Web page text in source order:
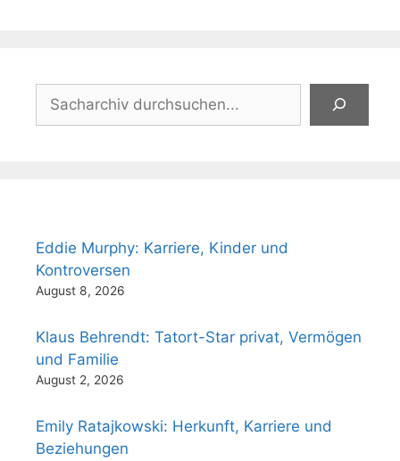
Eddie Murphy: Karriere, Kinder und
Kontroversen
August 8, 2026
Klaus Behrendt: Tatort-Star privat, Vermögen
und Familie
August 2, 2026
Emily Ratajkowski: Herkunft, Karriere und
Beziehungen